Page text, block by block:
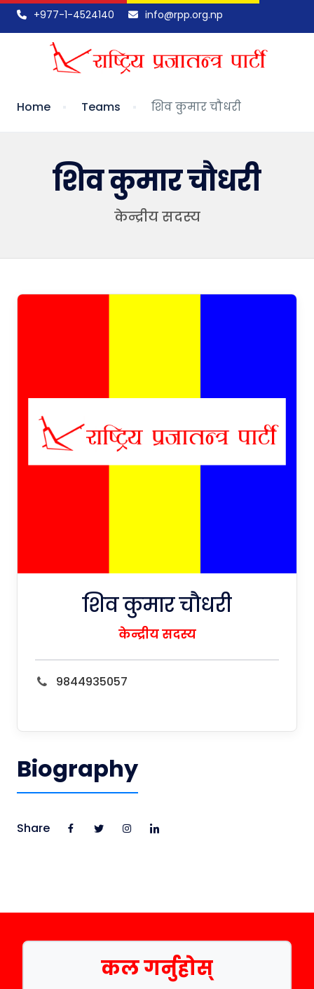
+977-1-4524140 info@rpp.org.np
Home Teams शिव कुमार चौधरी
शिव कुमार चौधरी
केन्द्रीय सदस्य
शिव कुमार चौधरी
केन्द्रीय सदस्य
9844935057
Biography
Share
कल गर्नुहोस्